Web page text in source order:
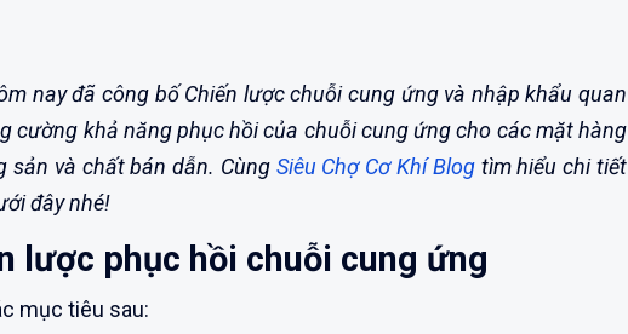
nay đã công bố Chiến lược chuỗi cung ứng và nhập khẩu quan
cường khả năng phục hồi của chuỗi cung ứng cho các mặt hàng
sản và chất bán dẫn. Cùng Siêu Chợ Cơ Khí Blogtìm hiểu chi tiết
đây nhé!
lược phục hồi chuỗi cung ứng
mục tiêu sau: